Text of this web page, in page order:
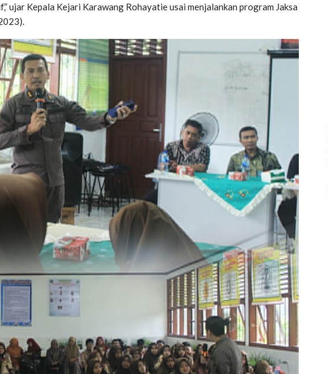
ujar Kepala Kejari Karawang Rohayatie usai menjalankan program Jaksa